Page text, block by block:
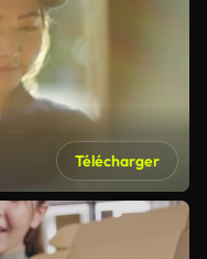
Télécharger